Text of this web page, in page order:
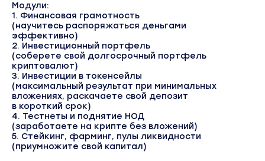
Модули:
1. Финансовая грамотность
(научитесь распоряжаться деньгами
эффективно)
2. Инвестиционный портфель
(соберете свой долгосрочный портфель
криптовалют)
3. Инвестиции в токенсейлы
(максимальный результат при минимальных
вложениях, раскачаете свой депозит
в короткий срок)
4. Тестнеты и поднятие НОД
(заработаете на крипте без вложений)
5. Стейкинг, фарминг, пулы ликвидности
(приумножите свой капитал)